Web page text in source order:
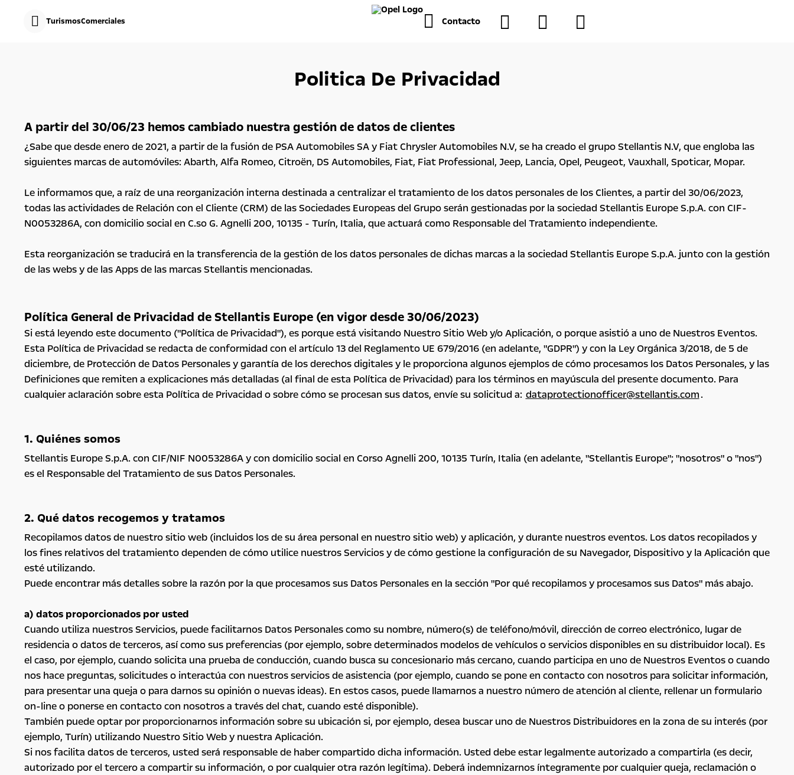
TurismosComerciales Contacto
Politica De Privacidad
A partir del 30/06/23 hemos cambiado nuestra gestión de datos de clientes
¿Sabe que desde enero de 2021, a partir de la fusión de PSA Automobiles SA y Fiat Chrysler Automobiles N.V, se ha creado el grupo Stellantis N.V, que engloba las
siguientes marcas de automóviles: Abarth, Alfa Romeo, Citroën, DS Automobiles, Fiat, Fiat Professional, Jeep, Lancia, Opel, Peugeot, Vauxhall, Spoticar, Mopar.
Le informamos que, a raíz de una reorganización interna destinada a centralizar el tratamiento de los datos personales de los Clientes, a partir del 30/06/2023,
todas las actividades de Relación con el Cliente (CRM) de las Sociedades Europeas del Grupo serán gestionadas por la sociedad Stellantis Europe S.p.A. con CIF-
N0053286A, con domicilio social en C.so G. Agnelli 200, 10135 - Turín, Italia, que actuará como Responsable del Tratamiento independiente.
Esta reorganización se traducirá en la transferencia de la gestión de los datos personales de dichas marcas a la sociedad Stellantis Europe S.p.A. junto con la gestión
de las webs y de las Apps de las marcas Stellantis mencionadas.
Política General de Privacidad de Stellantis Europe (en vigor desde 30/06/2023)
Si está leyendo este documento ("Política de Privacidad"), es porque está visitando Nuestro Sitio Web y/o Aplicación, o porque asistió a uno de Nuestros Eventos.
Esta Política de Privacidad se redacta de conformidad con el artículo 13 del Reglamento UE 679/2016 (en adelante, "GDPR") y con la Ley Orgánica 3/2018, de 5 de
diciembre, de Protección de Datos Personales y garantía de los derechos digitales y le proporciona algunos ejemplos de cómo procesamos los Datos Personales, y las
Definiciones que remiten a explicaciones más detalladas (al final de esta Política de Privacidad) para los términos en mayúscula del presente documento. Para
cualquier aclaración sobre esta Política de Privacidad o sobre cómo se procesan sus datos, envíe su solicitud a: dataprotectionofficer@stellantis.com.
1. Quiénes somos
Stellantis Europe S.p.A. con CIF/NIF N0053286A y con domicilio social en Corso Agnelli 200, 10135 Turín, Italia (en adelante, "Stellantis Europe"; "nosotros" o "nos")
es el Responsable del Tratamiento de sus Datos Personales.
2. Qué datos recogemos y tratamos
Recopilamos datos de nuestro sitio web (incluidos los de su área personal en nuestro sitio web) y aplicación, y durante nuestros eventos. Los datos recopilados y
los fines relativos del tratamiento dependen de cómo utilice nuestros Servicios y de cómo gestione la configuración de su Navegador, Dispositivo y la Aplicación que
esté utilizando.
Puede encontrar más detalles sobre la razón por la que procesamos sus Datos Personales en la sección "Por qué recopilamos y procesamos sus Datos" más abajo.
a) datos proporcionados por usted
Cuando utiliza nuestros Servicios, puede facilitarnos Datos Personales como su nombre, número(s) de teléfono/móvil, dirección de correo electrónico, lugar de
residencia o datos de terceros, así como sus preferencias (por ejemplo, sobre determinados modelos de vehículos o servicios disponibles en su distribuidor local). Es
el caso, por ejemplo, cuando solicita una prueba de conducción, cuando busca su concesionario más cercano, cuando participa en uno de Nuestros Eventos o cuando
nos hace preguntas, solicitudes o interactúa con nuestros servicios de asistencia (por ejemplo, cuando se pone en contacto con nosotros para solicitar información,
para presentar una queja o para darnos su opinión o nuevas ideas). En estos casos, puede llamarnos a nuestro número de atención al cliente, rellenar un formulario
on-line o ponerse en contacto con nosotros a través del chat, cuando esté disponible).
También puede optar por proporcionarnos información sobre su ubicación si, por ejemplo, desea buscar uno de Nuestros Distribuidores en la zona de su interés (por
ejemplo, Turín) utilizando Nuestro Sitio Web y nuestra Aplicación.
Si nos facilita datos de terceros, usted será responsable de haber compartido dicha información. Usted debe estar legalmente autorizado a compartirla (es decir,
autorizado por el tercero a compartir su información, o por cualquier otra razón legítima). Deberá indemnizarnos íntegramente por cualquier queja, reclamación o